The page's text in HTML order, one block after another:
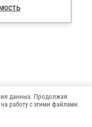
данных. Продолжая
работу с этими файлами.